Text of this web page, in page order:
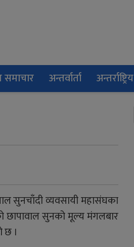
समाचार अन्तर्वार्ता अन्तर्राष्ट्रिय
सुनचाँदी व्यवसायी महासंघका
छापावाल सुनको मूल्य मंगलबार
छ ।